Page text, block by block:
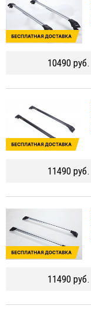
10490 руб.
11490 руб.
11490 руб.